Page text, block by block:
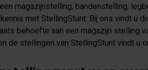
magazijnstelling, bandenstelling,
met StellingStunt. Bij ons vindt u
behoefte aan een magazijn stelling
de stellingen van StellingStunt vindt u